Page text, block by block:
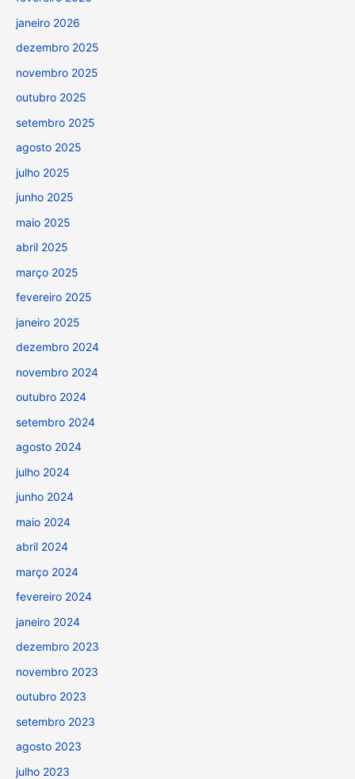
janeiro 2026
dezembro 2025
novembro 2025
outubro 2025
setembro 2025
agosto 2025
julho 2025
junho 2025
maio 2025
abril 2025
março 2025
fevereiro 2025
janeiro 2025
dezembro 2024
novembro 2024
outubro 2024
setembro 2024
agosto 2024
julho 2024
junho 2024
maio 2024
abril 2024
março 2024
fevereiro 2024
janeiro 2024
dezembro 2023
novembro 2023
outubro 2023
setembro 2023
agosto 2023
julho 2023